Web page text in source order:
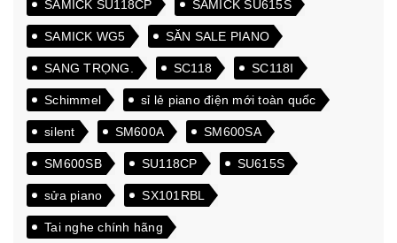
SAMICK SU118CP SAMICK SU615S
SAMICK WG5 SĂN SALE PIANO
SANG TRỌNG. SC118 SC118I
Schimmel sỉ lẻ piano điện mới toàn quốc
silent SM600A SM600SA
SM600SB SU118CP SU615S
sửa piano SX101RBL
Tai nghe chính hãng